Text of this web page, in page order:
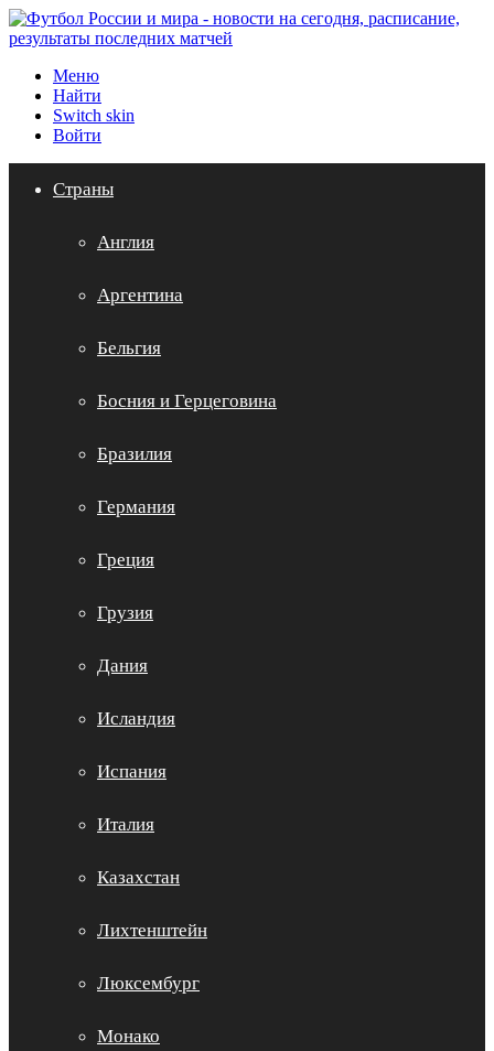
Меню
Найти
Switch skin
Войти
Страны
Англия
Аргентина
Бельгия
Босния и Герцеговина
Бразилия
Германия
Греция
Грузия
Дания
Исландия
Испания
Италия
Казахстан
Лихтенштейн
Люксембург
Монако